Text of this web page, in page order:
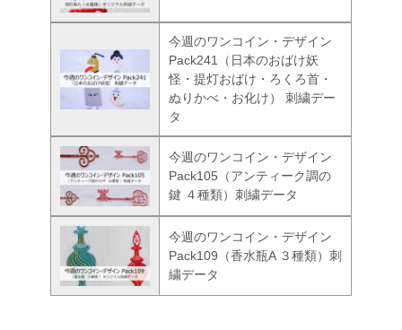
今週のワンコイン・デザイン
Pack241（日本のおばけ妖
怪・提灯おばけ・ろくろ首・
ぬりかべ・お化け） 刺繍デー
タ
今週のワンコイン・デザイン
Pack105（アンティーク調の
鍵 ４種類）刺繍データ
今週のワンコイン・デザイン
Pack109（香水瓶A ３種類）刺
繍データ